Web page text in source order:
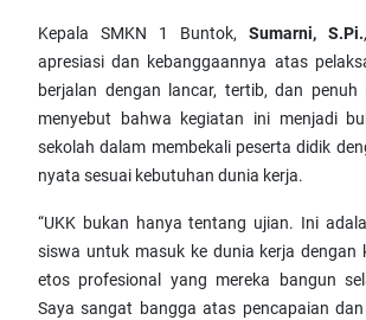
Kepala SMKN 1 Buntok, Sumarni, S.Pi.
apresiasi dan kebanggaannya atas
berjalan dengan lancar, tertib, dan penuh
menyebut bahwa kegiatan ini menjadi
sekolah dalam membekali peserta didik
nyata sesuai kebutuhan dunia kerja.
“UKK bukan hanya tentang ujian. Ini
siswa untuk masuk ke dunia kerja dengan
etos profesional yang mereka bangun
Saya sangat bangga atas pencapaian